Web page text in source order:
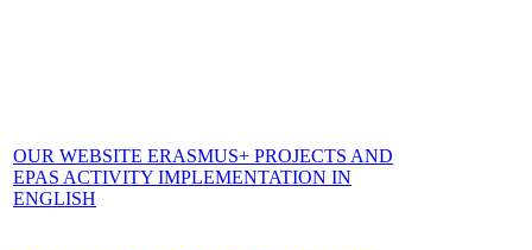
OUR WEBSITE ERASMUS+ PROJECTS AND
EPAS ACTIVITY IMPLEMENTATION IN
ENGLISH